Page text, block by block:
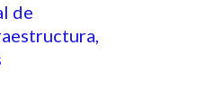
de